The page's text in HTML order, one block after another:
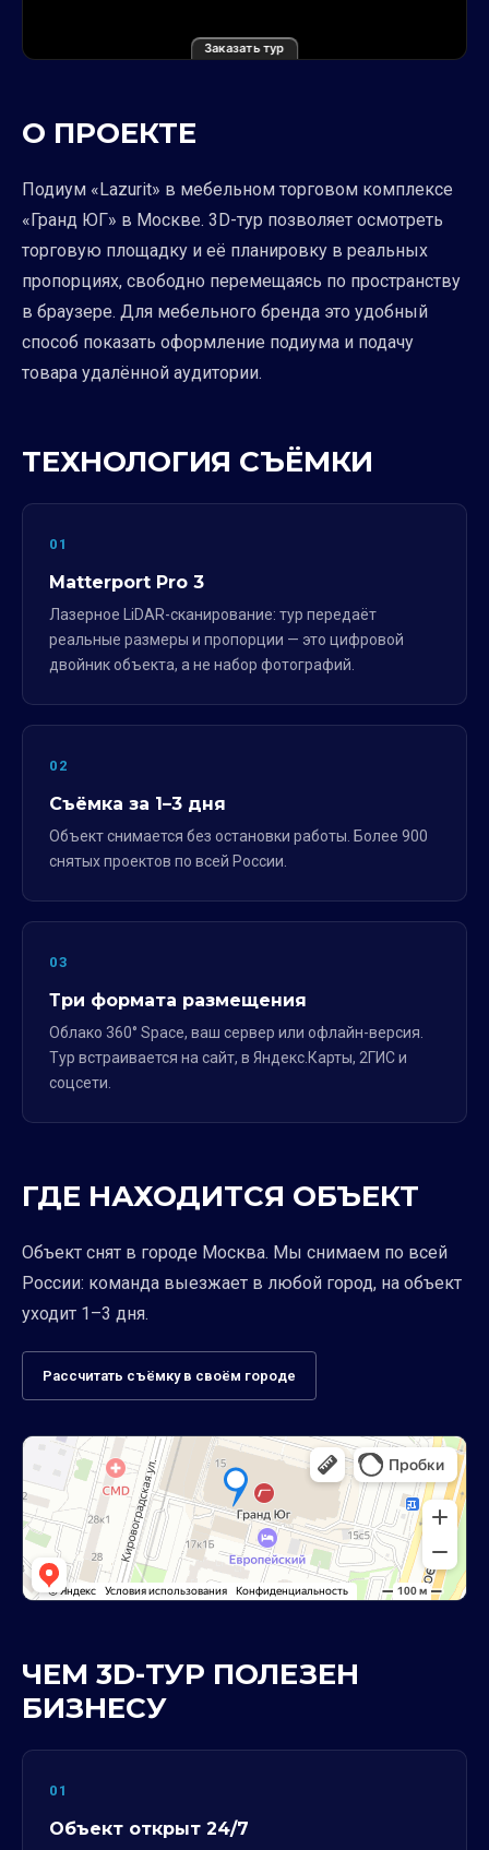
Заказать тур
О ПРОЕКТЕ
Подиум «Lazurit» в мебельном торговом комплексе
«Гранд ЮГ» в Москве. 3D-тур позволяет осмотреть
торговую площадку и её планировку в реальных
пропорциях, свободно перемещаясь по пространству
в браузере. Для мебельного бренда это удобный
способ показать оформление подиума и подачу
товара удалённой аудитории.
ТЕХНОЛОГИЯ СЪЁМКИ
01
Matterport Pro 3
Лазерное LiDAR-сканирование: тур передаёт
реальные размеры и пропорции — это цифровой
двойник объекта, а не набор фотографий.
02
Съёмка за 1–3 дня
Объект снимается без остановки работы. Более 900
снятых проектов по всей России.
03
Три формата размещения
Облако 360° Space, ваш сервер или офлайн-версия.
Тур встраивается на сайт, в Яндекс.Карты, 2ГИС и
соцсети.
ГДЕ НАХОДИТСЯ ОБЪЕКТ
Объект снят в городе Москва. Мы снимаем по всей
России: команда выезжает в любой город, на объект
уходит 1–3 дня.
Рассчитать съёмку в своём городе
ЧЕМ 3D-ТУР ПОЛЕЗЕН
БИЗНЕСУ
01
Объект открыт 24/7